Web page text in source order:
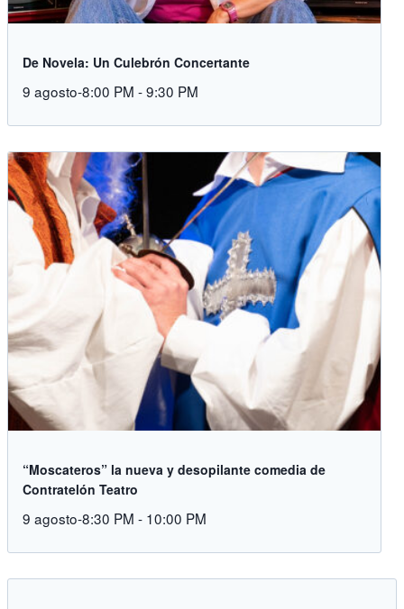
De Novela: Un Culebrón Concertante
9 agosto-8:00 PM -9:30 PM
“Moscateros” la nueva y desopilante comedia de
Contratelón Teatro
9 agosto-8:30 PM - 10:00 PM